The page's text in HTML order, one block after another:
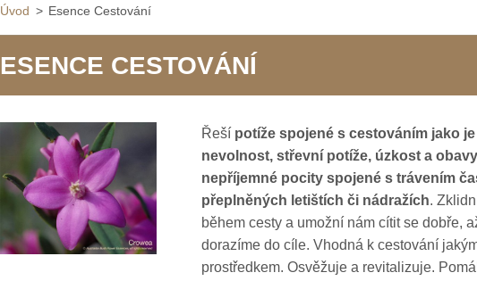
Úvod > Esence Cestování
ESENCE CESTOVÁNÍ
Řeší potíže spojené s cestováním jako
nevolnost, střevní potíže, úzkost a
nepříjemné pocity spojené s trávením
přeplněných letištích či nádražích.
během cesty a umožní nám cítit se dobře,
dorazíme do cíle. Vhodná k cestování
prostředkem. Osvěžuje a revitalizuje.